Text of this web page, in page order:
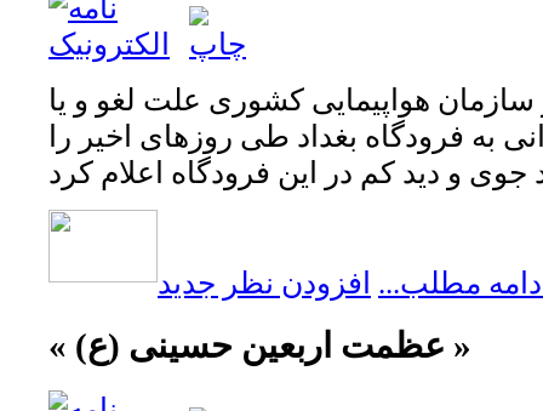
سازمان هواپیمایی کشوری علت لغو و یا
به فرودگاه بغداد طی روزهای اخیر را
مطلب... افزودن نظر جدید
« عظمت اربعین حسینی (ع) »